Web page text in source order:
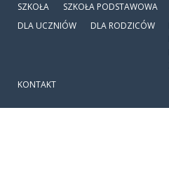
SZKOŁA
SZKOŁA PODSTAWOWA
DLA UCZNIÓW
DLA RODZICÓW
KONTAKT